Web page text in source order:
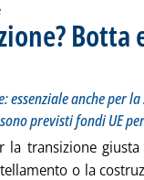
Botta
anche per
previsti fondi UE
la transizione
o la